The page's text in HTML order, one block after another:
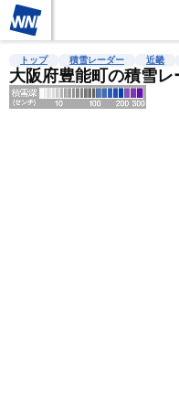
雨雲レーダー 台風情報
トップ 積雪レーダー 近畿
大阪府豊能町の積雪レ